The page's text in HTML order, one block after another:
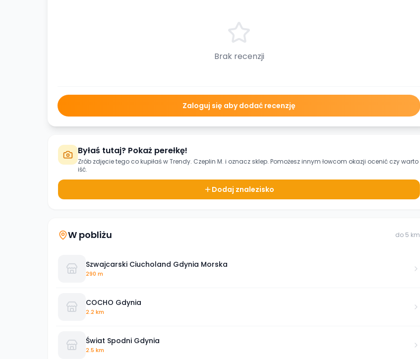
Brak recenzji
Zaloguj się aby dodać recenzję
Byłaś tutaj? Pokaż perełkę!
Zrób zdjęcie tego co kupiłaś wTrendy. Czeplin M. i oznacz sklep. Pomożesz innym łowcom okazji ocenić czy warto
iść.
Dodaj znalezisko
W pobliżu do 5 km
Szwajcarski Ciucholand Gdynia Morska
290 m
COCHO Gdynia
2.2 km
Świat Spodni Gdynia
2.5 km